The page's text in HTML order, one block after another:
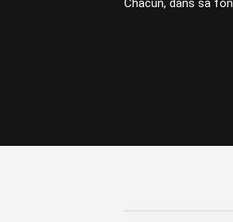
Chacun, dans sa